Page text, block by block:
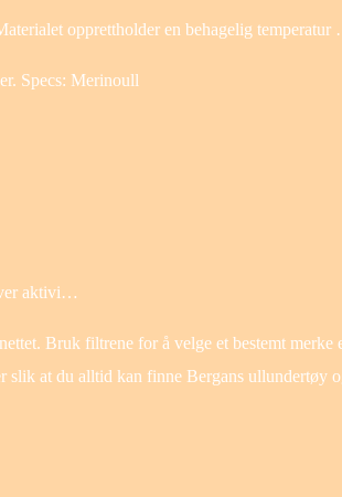
opprettholder en behagelig temperatur
Specs: Merinoull
aktivi…
Bruk filtrene for å velge et bestemt merke
slik at du alltid kan finne Bergans ullundertøy